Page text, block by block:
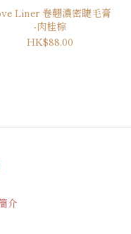
Liner 卷翹濃密睫毛膏
-肉桂棕
HK$88.00
介